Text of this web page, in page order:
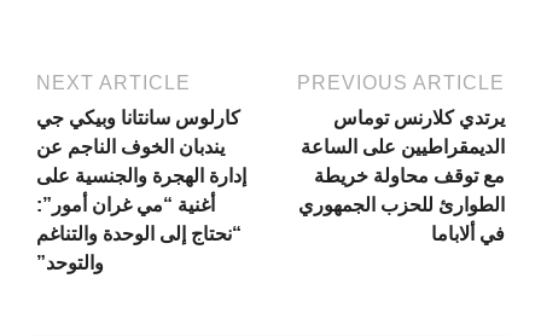
PREVIOUS ARTICLE
يرتدي كلارنس توماس
الديمقراطيين على الساعة
مع توقف محاولة خريطة
الطوارئ للحزب الجمهوري
في ألاباما
NEXT ARTICLE
كارلوس سانتانا وبيكي جي
يندبان الخوف الناجم عن
إدارة الهجرة والجنسية على
أغنية “مي غران أمور”:
“نحتاج إلى الوحدة والتناغم
والتوحد”